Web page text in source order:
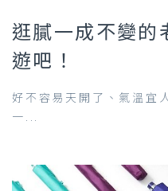
逛膩一成不變的
遊吧！
好不容易天開了、氣溫宜
一...